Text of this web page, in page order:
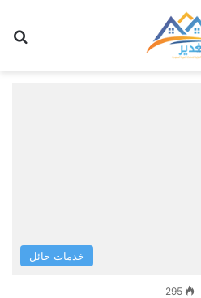
خدمات حائل
295